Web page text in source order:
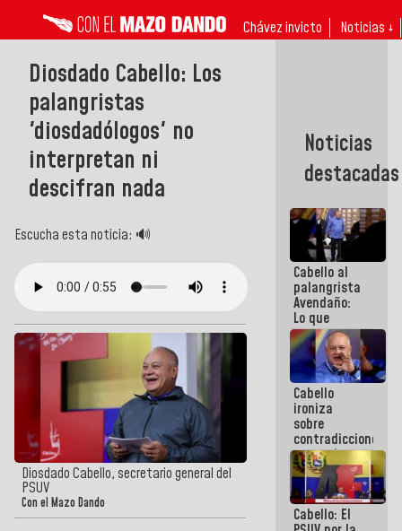
Chávez invicto Noticias ↓
Diosdado Cabello: Los
palangristas
'diosdadólogos' no
interpretan ni
descifran nada
Escucha esta noticia: 🔊
Diosdado Cabello, secretario general del
PSUV
Con el Mazo Dando
Noticias
destacadas
Cabello al
palangrista
Avendaño:
Lo que
vayas a
escribir
hazlo hoy
por que no
sabemos si
la semana
que viene
hay
programa
Cabello
ironiza
sobre
contradicciones
y mentiras
de María
Machado:
¡Créanle!
Cabello: El